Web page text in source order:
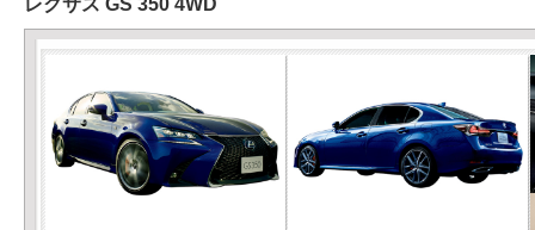
レクサス GS 350 4WD